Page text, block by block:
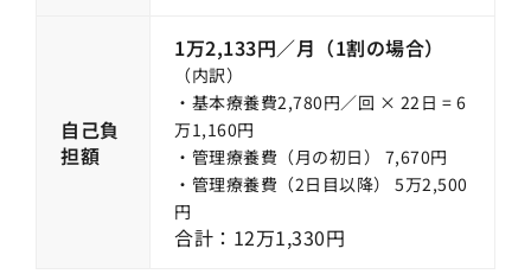
自己負
担額
1万2,133円／月（1割の場合）
（内訳）
・基本療養費2,780円／回 × 22日 = 6
万1,160円
・管理療養費（月の初日） 7,670円
・管理療養費（2日目以降） 5万2,500
円
合計：12万1,330円